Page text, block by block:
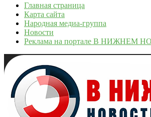
Главная страница
Карта сайта
Народная медиа-группа
Новости
Реклама на портале В НИЖНЕМ